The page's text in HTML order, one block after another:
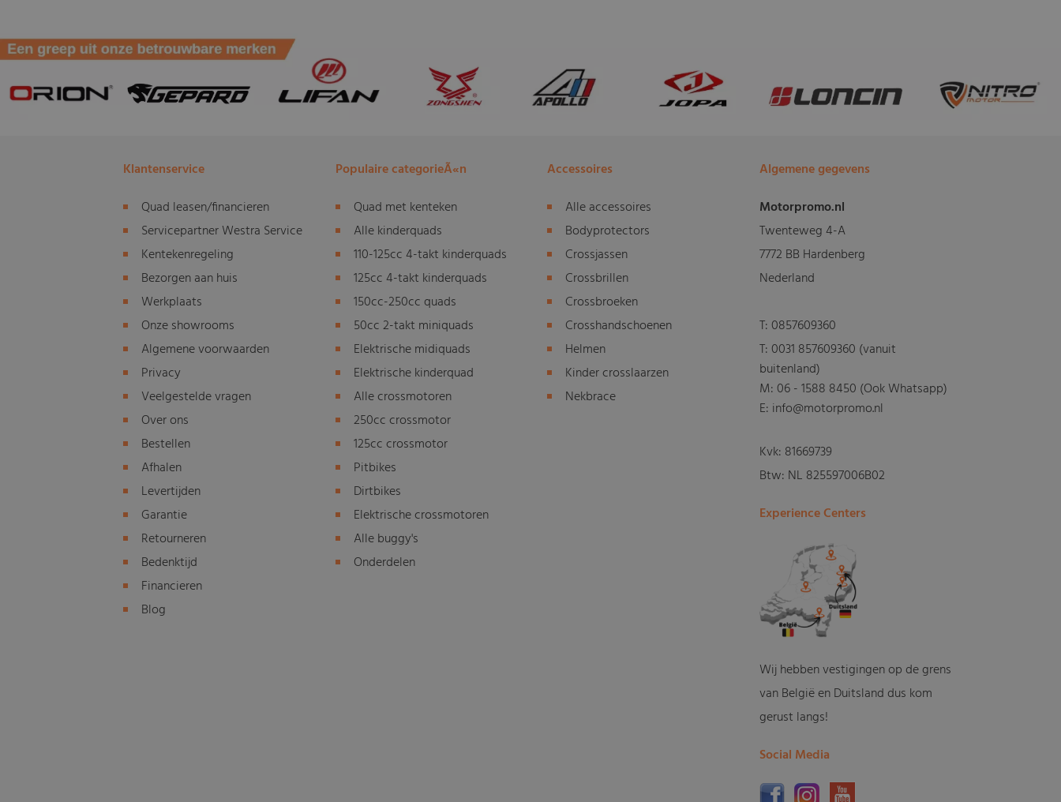
Klantenservice
Quad leasen/financieren
Servicepartner Westra Service
Kentekenregeling
Bezorgen aan huis
Werkplaats
Onze showrooms
Algemene voorwaarden
Privacy
Veelgestelde vragen
Over ons
Bestellen
Afhalen
Levertijden
Garantie
Retourneren
Bedenktijd
Financieren
Blog
Populaire categorieÃ«n
Quad met kenteken
Alle kinderquads
110-125cc 4-takt kinderquads
125cc 4-takt kinderquads
150cc-250cc quads
50cc 2-takt miniquads
Elektrische midiquads
Elektrische kinderquad
Alle crossmotoren
250cc crossmotor
125cc crossmotor
Pitbikes
Dirtbikes
Elektrische crossmotoren
Alle buggy's
Onderdelen
Accessoires
Alle accessoires
Bodyprotectors
Crossjassen
Crossbrillen
Crossbroeken
Crosshandschoenen
Helmen
Kinder crosslaarzen
Nekbrace
Algemene gegevens
Motorpromo.nl
Twenteweg 4-A
7772 BB Hardenberg
Nederland
T:0857609360
T:0031 857609360 (vanuit
buitenland)
M:06 - 1588 8450 (Ook Whatsapp)
E: info@motorpromo.nl
Kvk: 81669739
Btw: NL 825597006B02
Experience Centers
Wij hebben vestigingen op de grens
van België en Duitsland dus kom
gerust langs!
Social Media